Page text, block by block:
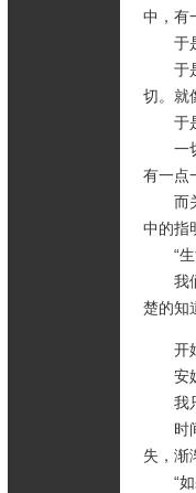
中，有
于是
于是
切。就
于是
一切
有一点
而关
中的指
“生
我们
楚的知
开始
安妮
我只
时间
失，渐
“如